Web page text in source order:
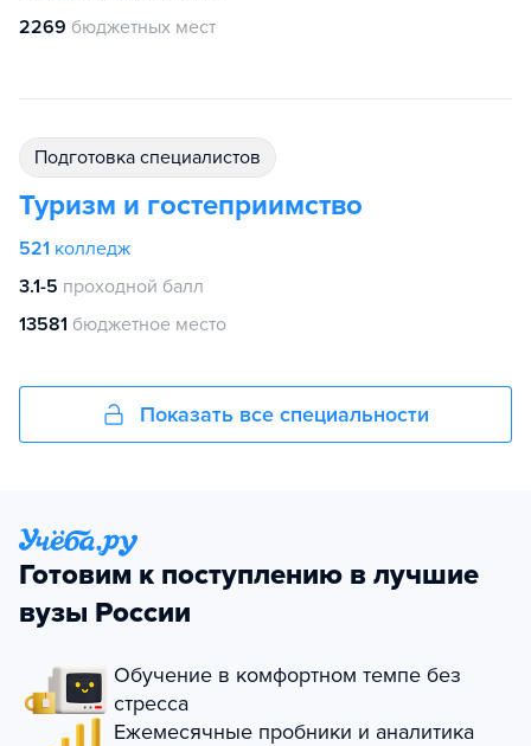
2269 бюджетных мест
подготовка специалистов
Туризм и гостеприимство
521 колледж
3.1-5 проходной балл
13581 бюджетное место
Показать все специальности
Готовим к поступлению в лучшие
вузы России
Обучение в комфортном темпе без
стресса
Ежемесячные пробники и аналитика